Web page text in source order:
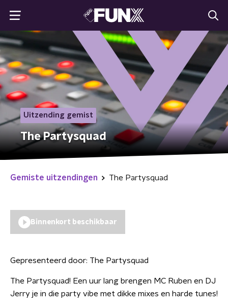
Uitzending gemist
The Partysquad
Gemiste uitzendingen The Partysquad
Binnenkort beschikbaar
Gepresenteerd door: The Partysquad
The Partysquad! Een uur lang brengen MC Ruben en DJ
Jerry je in die party vibe met dikke mixes en harde tunes!